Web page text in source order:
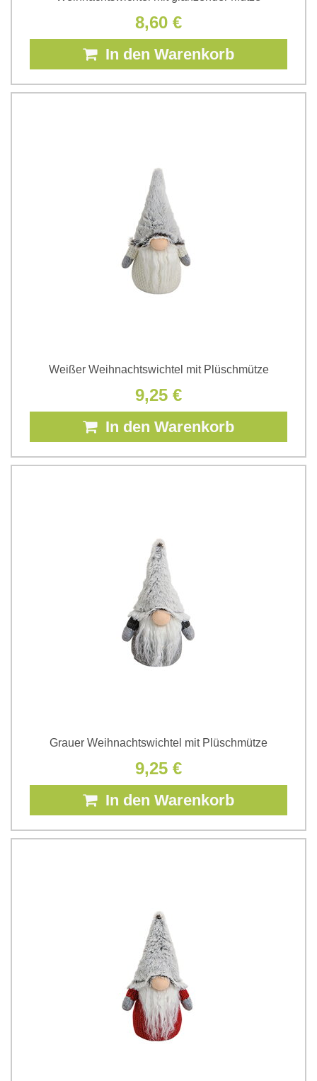
8,60 €
In den Warenkorb
Weißer Weihnachtswichtel mit Plüschmütze
9,25 €
In den Warenkorb
Grauer Weihnachtswichtel mit Plüschmütze
9,25 €
In den Warenkorb